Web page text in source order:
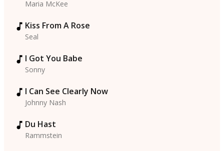
Maria McKee
Kiss From A Rose
Seal
I Got You Babe
Sonny
I Can See Clearly Now
Johnny Nash
Du Hast
Rammstein